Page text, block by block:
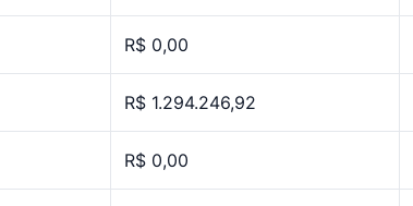
R$ 0,00
R$ 1.294.246,92
R$ 0,00